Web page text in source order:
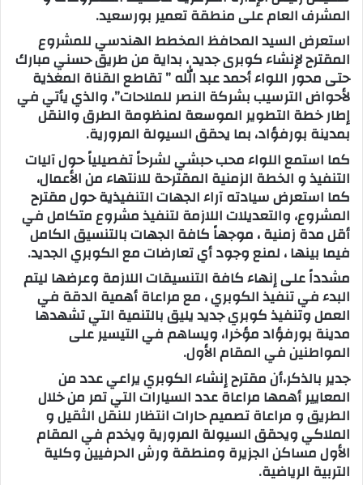
المشرف العام على منطقة تعمير بورسعيد.
استعرض السيد المحافظ المخطط الهندسي للمشروع
المقترح لإنشاء كوبرى جديد ، بداية من طريق حسني مبارك
حتى محور اللواء أحمد عبد الله ” تقاطع القناة المغذية
لأحواض الترسيب بشركة النصر للملاحات”، والذي يأتي في
إطار خطة التطوير الموسعة لمنظومة الطرق والنقل
بمدينة بورفؤاد، بما يحقق السيولة المرورية.
كما استمع اللواء محب حبشي لشرحاً تفصيلياً حول آليات
التنفيذ و الخطة الزمنية المقترحة للانتهاء من الأعمال،
كما استعرض سيادته آراء الجهات التنفيذية حول مقترح
المشروع، والتعديلات اللازمة لتنفيذ مشروع متكامل في
أقل مدة زمنية ، موجهاً كافة الجهات بالتنسيق الكامل
فيما بينها ، لمنع وجود أي تعارضات مع الكوبري الجديد.
مشدداً على إنهاء كافة التنسيقات اللازمة وعرضها ليتم
البدء في تنفيذ الكوبري ، مع مراعاة أهمية الدقة في
العمل وتنفيذ كوبري جديد يليق بالتنمية التي تشهدها
مدينة بورفؤاد مؤخرا، ويساهم في التيسير على
المواطنين في المقام الأول.
جدير بالذكر،أن مقترح إنشاء الكوبري يراعي عدد من
المعايير أهمها مراعاة عدد السيارات التي تمر من خلال
الطريق و مراعاة تصميم حارات انتظار للنقل الثقيل و
الملاكي ويحقق السيولة المرورية ويخدم في المقام
الأول مساكن الجزيرة ومنطقة ورش الحرفيين وكلية
التربية الرياضية.